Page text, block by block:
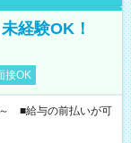
経験OK！
接OK
■給与の前払いが可